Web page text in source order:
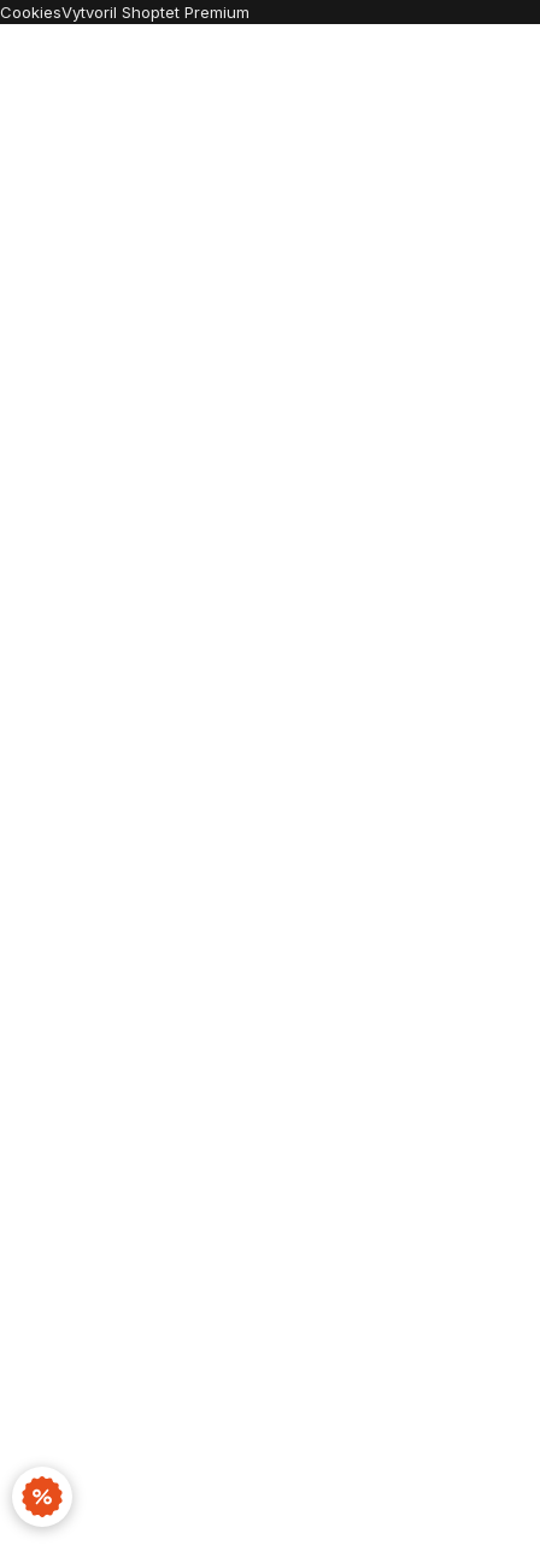
CookiesVytvoril Shoptet Premium